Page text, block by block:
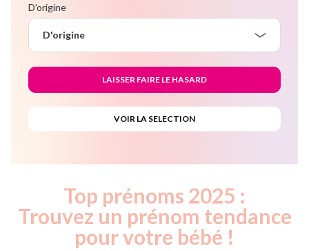
D'origine
D'origine
Top prénoms 2025 :
Trouvez un prénom tendance
pour votre bébé !